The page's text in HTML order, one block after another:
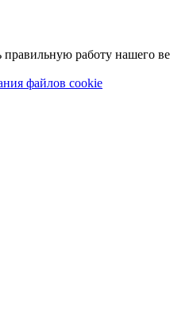
работу нашего
файлов cookie